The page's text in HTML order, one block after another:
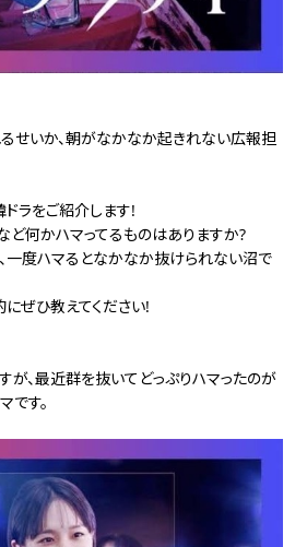
るせいか、朝がなかなか起きれない広報担
ドラをご紹介します!
ど何かハマってるものはありますか?
一度ハマるとなかなか抜けられない沼で
ぜひ教えてください!
が、最近群を抜いてどっぷりハマったのが
です。